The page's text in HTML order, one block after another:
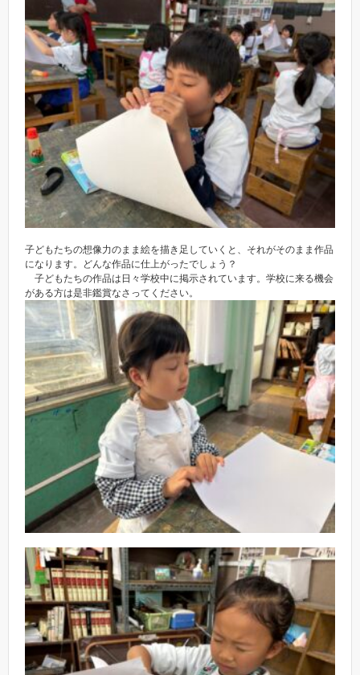
子どもたちの想像力のまま絵を描き足していくと、それがそのまま作品
になります。どんな作品に仕上がったでしょう？
子どもたちの作品は日々学校中に掲示されています。学校に来る機会
がある方は是非鑑賞なさってください。